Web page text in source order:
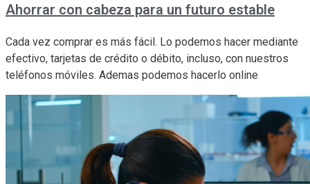
Ahorrar con cabeza para un futuro estable
Cada vez comprar es más fácil. Lo podemos hacer mediante
efectivo, tarjetas de crédito o débito, incluso, con nuestros
teléfonos móviles. Ademas podemos hacerlo online